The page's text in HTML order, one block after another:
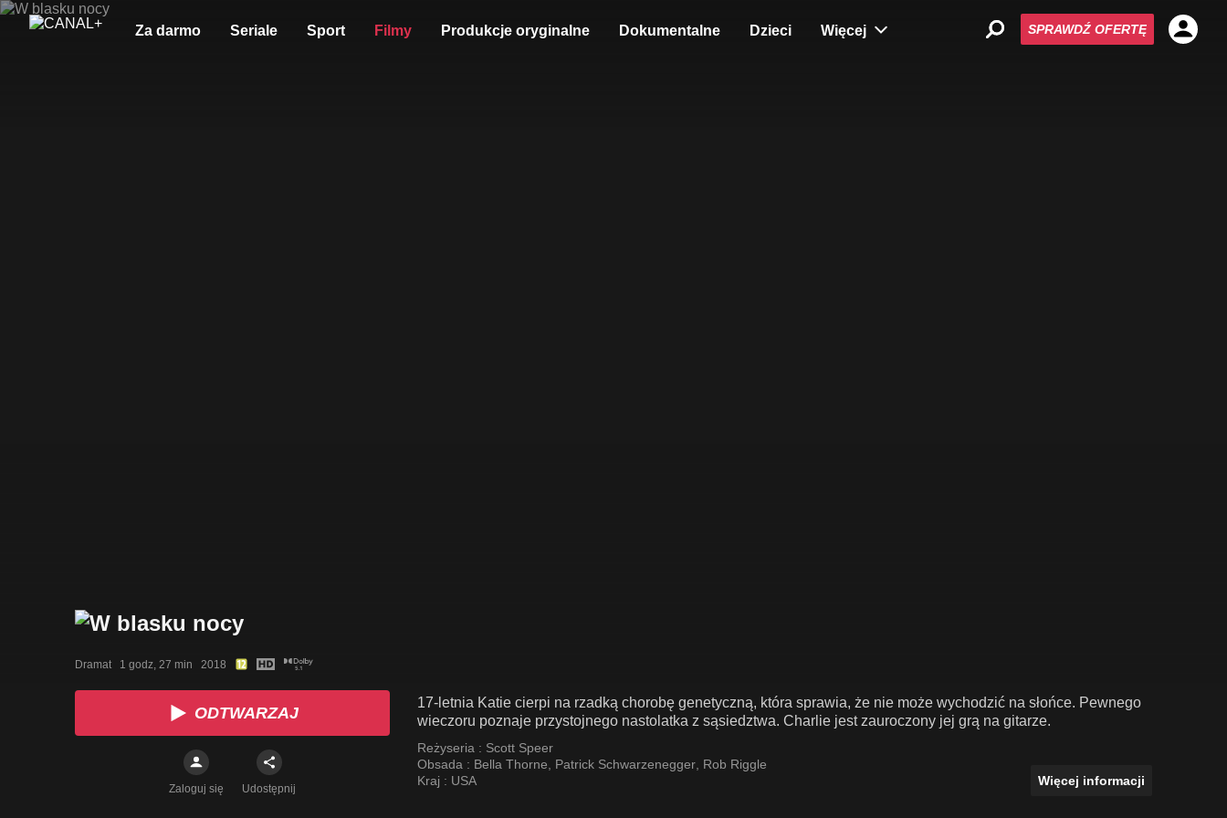
Za darmo Seriale Sport Filmy Produkcje oryginalne Dokumentalne Dzieci Więcej SPRAWDŹ OFERTĘ
Dramat   1 godz, 27 min   2018
ODTWARZAJ
Zaloguj się Udostępnij
17-letnia Katie cierpi na rzadką chorobę genetyczną, która sprawia, że nie może wychodzić na słońce. Pewnego
wieczoru poznaje przystojnego nastolatka z sąsiedztwa. Charlie jest zauroczony jej grą na gitarze.
Reżyseria : Scott Speer
Obsada : Bella Thorne Patrick Schwarzenegger Rob Riggle
Kraj : USA Więcej informacji